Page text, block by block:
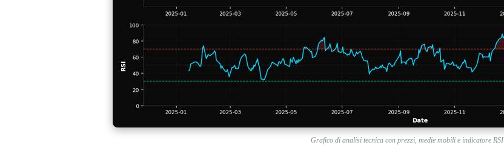
Grafico di analisi tecnica con prezzi, medie mobili e indicatore RSI